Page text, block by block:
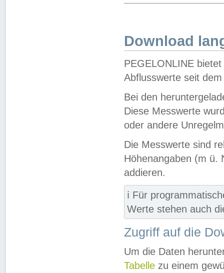
Download
PEGELONLINE
Abflusswerte seit
Bei den
Diese Messwerte
oder andere
Die Messwerte sind
Höhenangaben (m ü.
addieren.
ℹ️ Für
Werte stehen auch
Zugriff auf die
Um die Daten
Tabelle zu einem